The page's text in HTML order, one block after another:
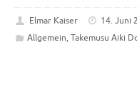
Elmar Kaiser
14. Juni
Allgemein, Takemusu Aiki